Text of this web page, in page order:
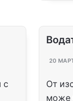
с
20
От
може